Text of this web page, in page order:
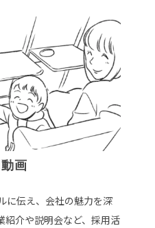
画
に伝え、会社の魅力を深
紹介や説明会など、採用活